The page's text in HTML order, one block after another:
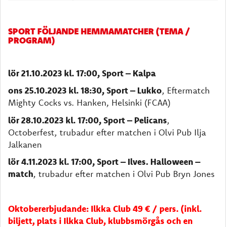
SPORT FÖLJANDE HEMMAMATCHER (TEMA /
PROGRAM)
lör 21.10.2023 kl. 17:00, Sport – Kalpa
ons 25.10.2023 kl. 18:30, Sport – Lukko, Eftermatch
Mighty Cocks vs. Hanken, Helsinki (FCAA)
lör 28.10.2023 kl. 17:00, Sport – Pelicans,
Octoberfest, trubadur efter matchen i Olvi Pub Ilja
Jalkanen
lör 4.11.2023 kl. 17:00, Sport – Ilves. Halloween –
match, trubadur efter matchen i Olvi Pub Bryn Jones
Oktobererbjudande: Ilkka Club 49 € / pers. (inkl.
biljett, plats i Ilkka Club, klubbsmörgås och en